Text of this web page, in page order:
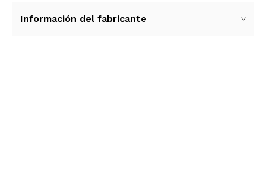
Información del fabricante